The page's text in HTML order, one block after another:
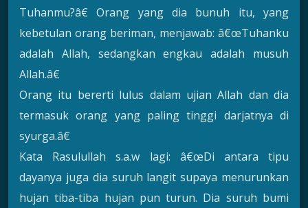
Tuhanmu?â€ Orang yang dia bunuh itu, yang
kebetulan orang beriman, menjawab: â€œTuhanku
adalah Allah, sedangkan engkau adalah musuh
Allah.â€
Orang itu bererti lulus dalam ujian Allah dan dia
termasuk orang yang paling tinggi darjatnya di
syurga.â€
Kata Rasulullah s.a.w lagi: â€œDi antara tipu
dayanya juga dia suruh langit supaya menurunkan
hujan tiba-tiba hujan pun turun. Dia suruh bumi